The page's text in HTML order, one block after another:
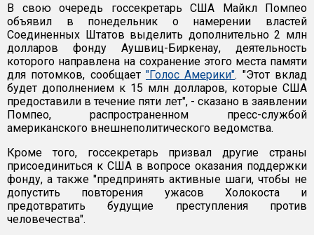
В свою очередь госсекретарь США Майкл Помпео
объявил в понедельник о намерении властей
Соединенных Штатов выделить дополнительно 2 млн
долларов фонду Аушвиц-Биркенау, деятельность
которого направлена на сохранение этого места памяти
для потомков, сообщает "Голос Америки". "Этот вклад
будет дополнением к 15 млн долларов, которые США
предоставили в течение пяти лет", - сказано в заявлении
Помпео, распространенном пресс-службой
американского внешнеполитического ведомства.
Кроме того, госсекретарь призвал другие страны
присоединиться к США в вопросе оказания поддержки
фонду, а также "предпринять активные шаги, чтобы не
допустить повторения ужасов Холокоста и
предотвратить будущие преступления против
человечества".